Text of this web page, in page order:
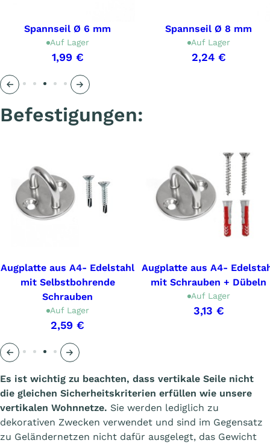
Spannseil Ø 6 mm
Auf Lager
1,99 €
Spannseil Ø 8 mm
Auf Lager
2,24 €
Précédent Suivant
Befestigungen:
Augplatte aus A4- Edelstahl
mit Selbstbohrende
Schrauben
Auf Lager
2,59 €
Augplatte aus A4-
mit Schrauben + Dübeln
Auf Lager
3,13 €
Précédent
Suivant
Es ist wichtig zu beachten, dass vertikale Seile nicht
die gleichen Sicherheitskriterien erfüllen wie unsere
vertikalen Wohnnetze. Sie werden lediglich zu
dekorativen Zwecken verwendet und sind im Gegensatz
zu Geländernetzen nicht dafür ausgelegt, das Gewicht